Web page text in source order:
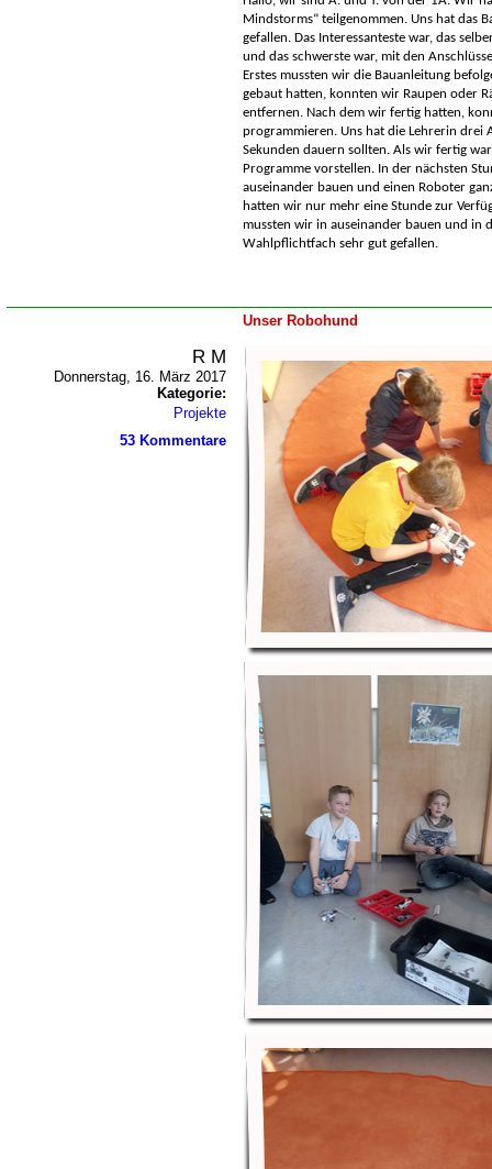
Mindstorms“ teilgenommen. Uns hat das
gefallen. Das Interessanteste war, das
und das schwerste war, mit den
Erstes mussten wir die Bauanleitung
gebaut hatten, konnten wir Raupen oder
entfernen. Nach dem wir fertig hatten,
programmieren. Uns hat die Lehrerin drei
Sekunden dauern sollten. Als wir fertig
Programme vorstellen. In der nächsten
auseinander bauen und einen Roboter
hatten wir nur mehr eine Stunde zur
mussten wir in auseinander bauen und in
Wahlpflichtfach sehr gut gefallen.
Unser Robohund
R M
Donnerstag, 16. März 2017
Kategorie:
Projekte
53 Kommentare